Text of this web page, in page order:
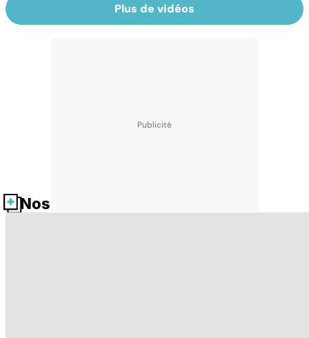
Plus de vidéos
Nos fiches santé